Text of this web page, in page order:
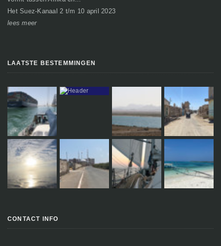
Het Suez-Kanaal 2 t/m 10 april 2023
lees meer
LAATSTE BESTEMMINGEN
CONTACT INFO